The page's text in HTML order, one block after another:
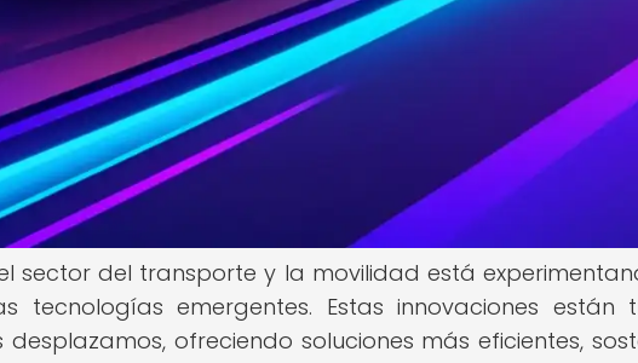
sector del transporte y la movilidad está
tecnologías emergentes. Estas innovaciones están
ofreciendo soluciones más eficientes,